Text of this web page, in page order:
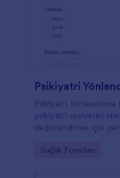
Psikiyatri
Psikiyatri Yönlendirme
psikiyatri sevklerini
değerlendirme için
etmesine yardımcı olur.
Go to Category:
Sağlık Formları